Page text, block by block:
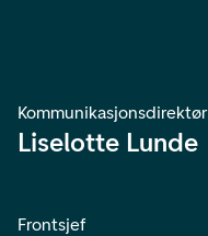
Kommunikasjonsdirektør
Liselotte Lunde
Frontsjef